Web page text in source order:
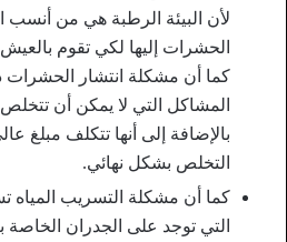
لأن البيئة الرطبة هي من أنسب
الحشرات إليها لكي تقوم بالعيش
كما أن مشكلة انتشار
المشاكل التي لا يمكن أن تتخلص
بالإضافة إلى أنها تتكلف مبلغ
التخلص بشكل نهائي.
كما أن مشكلة التسريب المياه
التي توجد على الجدران الخاصة